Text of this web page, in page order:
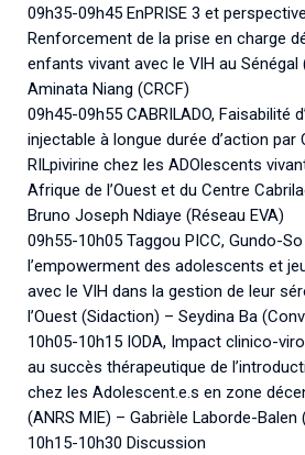
09h35-09h45 EnPRISE 3 et
Renforcement de la prise en charge
enfants vivant avec le VIH au Sénégal
Aminata Niang (CRCF)
09h45-09h55 CABRILADO, Faisabilité
injectable à longue durée d’action par
RILpivirine chez les ADOlescents
Afrique de l’Ouest et du Centre
Bruno Joseph Ndiaye (Réseau EVA)
09h55-10h05 Taggou PICC, Gundo-
l’empowerment des adolescents et
avec le VIH dans la gestion de leur
l’Ouest (Sidaction) – Seydina Ba
10h05-10h15 IODA, Impact clinico-
au succès thérapeutique de
chez les Adolescent.e.s en zone
(ANRS MIE) – Gabrièle Laborde-Balen
10h15-10h30 Discussion